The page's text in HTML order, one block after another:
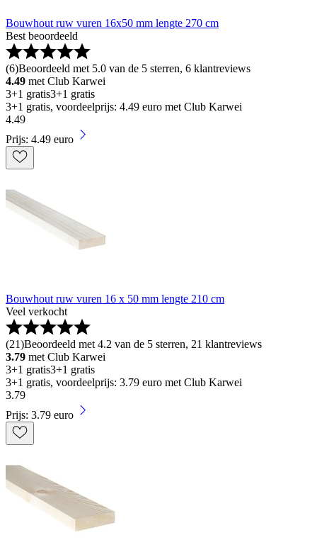
Bouwhout ruw vuren 16x50 mm lengte 270 cm
Best beoordeeld
(6)Beoordeeld met 5.0 van de 5 sterren, 6 klantreviews
4.49 met Club Karwei
3+1 gratis3+1 gratis
3+1 gratis, voordeelprijs: 4.49 euro met Club Karwei
4.49
Prijs: 4.49 euro
Bouwhout ruw vuren 16 x 50 mm lengte 210 cm
Veel verkocht
(21)Beoordeeld met 4.2 van de 5 sterren, 21 klantreviews
3.79 met Club Karwei
3+1 gratis3+1 gratis
3+1 gratis, voordeelprijs: 3.79 euro met Club Karwei
3.79
Prijs: 3.79 euro